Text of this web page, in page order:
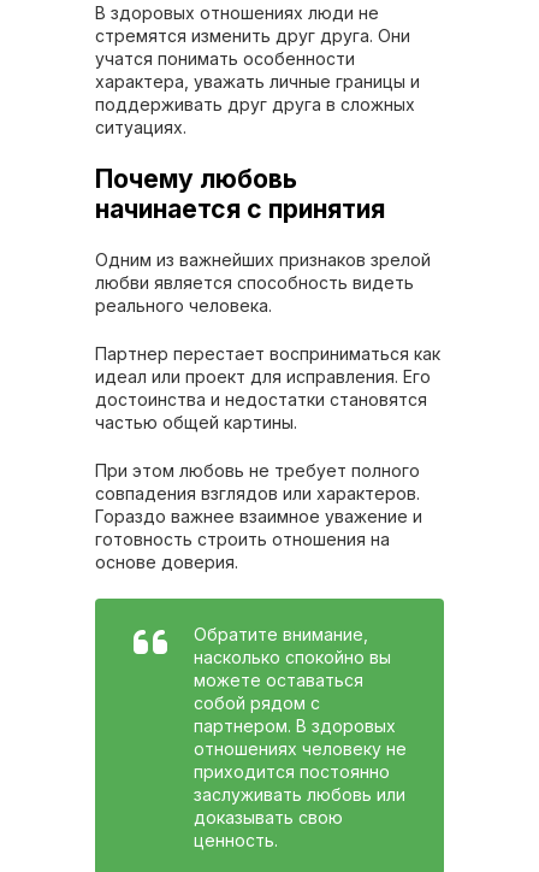
В здоровых отношениях люди не
стремятся изменить друг друга. Они
учатся понимать особенности
характера, уважать личные границы и
поддерживать друг друга в сложных
ситуациях.
Почему любовь
начинается с принятия
Одним из важнейших признаков зрелой
любви является способность видеть
реального человека.
Партнер перестает восприниматься как
идеал или проект для исправления. Его
достоинства и недостатки становятся
частью общей картины.
При этом любовь не требует полного
совпадения взглядов или характеров.
Гораздо важнее взаимное уважение и
готовность строить отношения на
основе доверия.
Обратите внимание,
насколько спокойно вы
можете оставаться
собой рядом с
партнером. В здоровых
отношениях человеку не
приходится постоянно
заслуживать любовь или
доказывать свою
ценность.